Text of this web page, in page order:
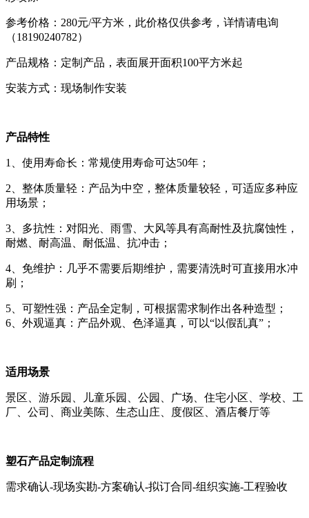
参考价格：280元/平方米，此价格仅供参考，详情请电询
（18190240782）
产品规格：定制产品，表面展开面积100平方米起
安装方式：现场制作安装
产品特性
1、使用寿命长：常规使用寿命可达50年；
2、整体质量轻：产品为中空，整体质量较轻，可适应多种应
用场景；
3、多抗性：对阳光、雨雪、大风等具有高耐性及抗腐蚀性，
耐燃、耐高温、耐低温、抗冲击；
4、免维护：几乎不需要后期维护，需要清洗时可直接用水冲
刷；
5、可塑性强：产品全定制，可根据需求制作出各种造型；
6、外观逼真：产品外观、色泽逼真，可以“以假乱真”；
适用场景
景区、游乐园、儿童乐园、公园、广场、住宅小区、学校、工
厂、公司、商业美陈、生态山庄、度假区、酒店餐厅等
塑石产品定制流程
需求确认-现场实勘-方案确认-拟订合同-组织实施-工程验收